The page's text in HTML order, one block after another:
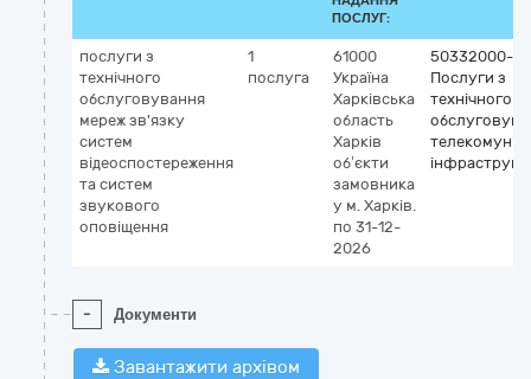
ПОСЛУГ:
послуги з
технічного
обслуговування
мереж зв'язку
систем
відеоспостереження
та систем
звукового
оповіщення
1
послуга
61000
Україна
Харківська
область
Харків
об’єкти
замовника
у м. Харків.
по 31-12-
2026
50332000-1
Послуги з
технічного
- Документи
Завантажити архівом